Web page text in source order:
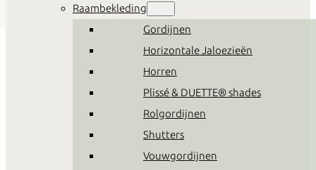
Raambekleding
Gordijnen
Horizontale Jaloezieën
Horren
Plissé & DUETTE® shades
Rolgordijnen
Shutters
Vouwgordijnen